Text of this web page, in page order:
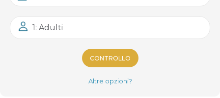
1: Adulti
CONTROLLO
Altre opzioni?